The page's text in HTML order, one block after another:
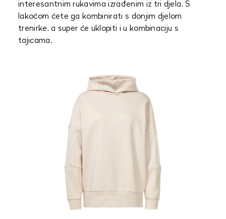
interesantnim rukavima izrađenim iz tri djela. S
lakoćom ćete ga kombinirati s donjim djelom
trenirke, a super će uklopiti i u kombinaciju s
tajicama.